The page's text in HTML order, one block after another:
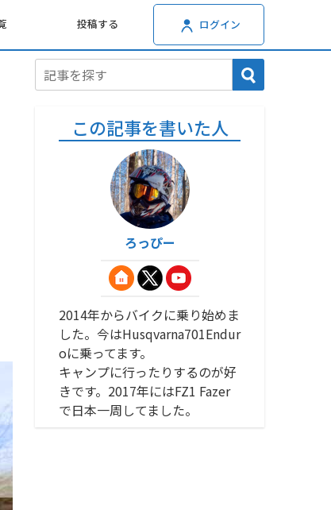
投稿する ログイン
この記事を書いた人
ろっぴー
2014年からバイクに乗り始めま
した。今はHusqvarna701Endur
oに乗ってます。
キャンプに行ったりするのが好
きです。2017年にはFZ1 Fazer
で日本一周してました。